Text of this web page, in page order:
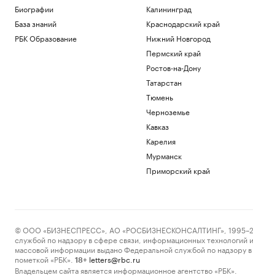
Биографии
База знаний
РБК Образование
Калининград
Краснодарский край
Нижний Новгород
Пермский край
Ростов-на-Дону
Татарстан
Тюмень
Черноземье
Кавказ
Карелия
Мурманск
Приморский край
© ООО «БИЗНЕСПРЕСС», АО «РОСБИЗНЕСКОНСАЛТИНГ»,
службой по надзору в сфере связи, информационных
массовой информации выдано Федеральной службой по
пометкой «РБК».
18+ letters@rbc.ru
Владельцем сайта является информационное агентство «РБК».